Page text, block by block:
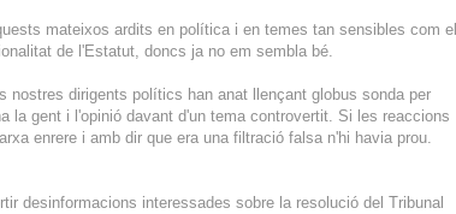
mateixos ardits en política i en temes tan sensibles com el
de l'Estatut, doncs ja no em sembla bé.
nostres dirigents polítics han anat llençant globus sonda per
la gent i l'opinió davant d'un tema controvertit. Si les reaccions
enrere i amb dir que era una filtració falsa n'hi havia prou.
desinformacions interessades sobre la resolució del Tribunal